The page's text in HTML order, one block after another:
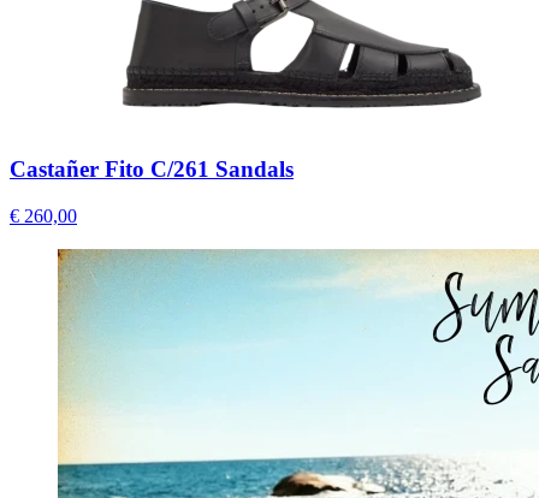
Castañer Fito C/261 Sandals
€ 260,00